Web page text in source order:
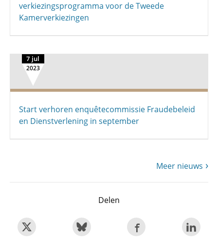
verkiezingsprogramma voor de Tweede
Kamerverkiezingen
7 jul
2023
Start verhoren enquêtecommissie Fraudebeleid
en Dienstverlening in september
Meer nieuws
Delen